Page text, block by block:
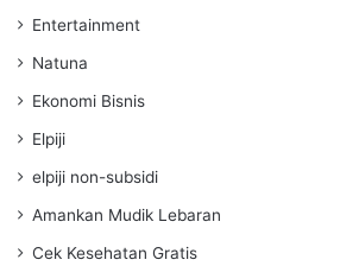
Entertainment
Natuna
Ekonomi Bisnis
Elpiji
elpiji non-subsidi
Amankan Mudik Lebaran
Cek Kesehatan Gratis